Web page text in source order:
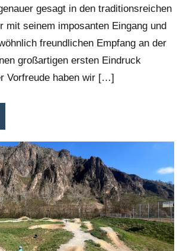
gesagt in den traditionsreichen
mit seinem imposanten Eingang und
freundlichen Empfang an der
großartigen ersten Eindruck
Vorfreude haben wir […]